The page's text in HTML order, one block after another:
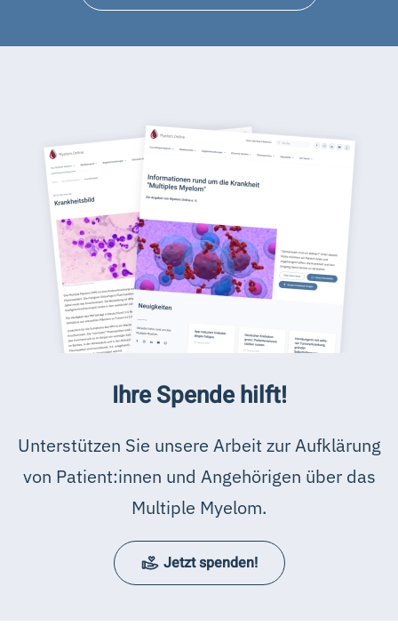
Ihre Spende hilft!
Unterstützen Sie unsere Arbeit zur Aufklärung
von Patient:innen und Angehörigen über das
Multiple Myelom.
Jetzt spenden!